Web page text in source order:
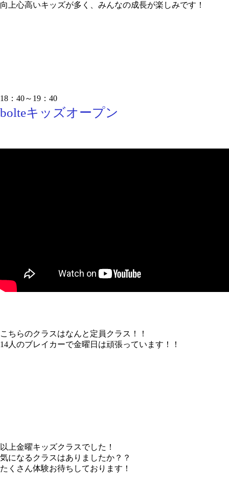
向上心高いキッズが多く、みんなの成長が楽しみです！
18：40～19：40
bolteキッズオープン
こちらのクラスはなんと定員クラス！！
14人のブレイカーで金曜日は頑張っています！！
以上金曜キッズクラスでした！
気になるクラスはありましたか？？
たくさん体験お待ちしております！